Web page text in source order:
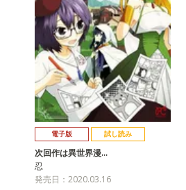
電子版 試し読み
次回作は異世界漫…
忍
発売日：2020.03.16